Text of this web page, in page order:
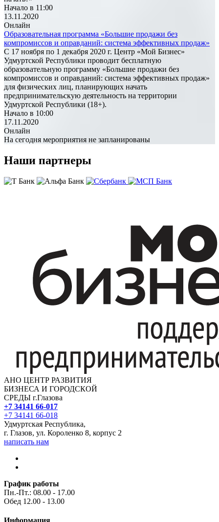
Начало в 11:00
13.11.2020
Онлайн
Образовательная программа «Большие продажи без
компромиссов и оправданий: система эффективных продаж»
С 17 ноября по 1 декабря 2020 г. Центр «Мой Бизнес»
Удмуртской Республики проводит бесплатную
образовательную программу «Большие продажи без
компромиссов и оправданий: система эффективных продаж»
для физических лиц, планирующих начать
предпринимательскую деятельность на территории
Удмуртской Республики (18+).
Начало в 10:00
17.11.2020
Онлайн
На сегодня мероприятия не запланированы
Наши партнеры
АНО ЦЕНТР РАЗВИТИЯ
БИЗНЕСА И ГОРОДСКОЙ
СРЕДЫ г.Глазова
+7 34141 66-017
+7 34141 66-018
Удмуртская Республика,
г. Глазов, ул. Короленко 8, корпус 2
написать нам
График работы
Пн.-Пт.: 08.00 - 17.00
Обед 12.00 - 13.00
Информация